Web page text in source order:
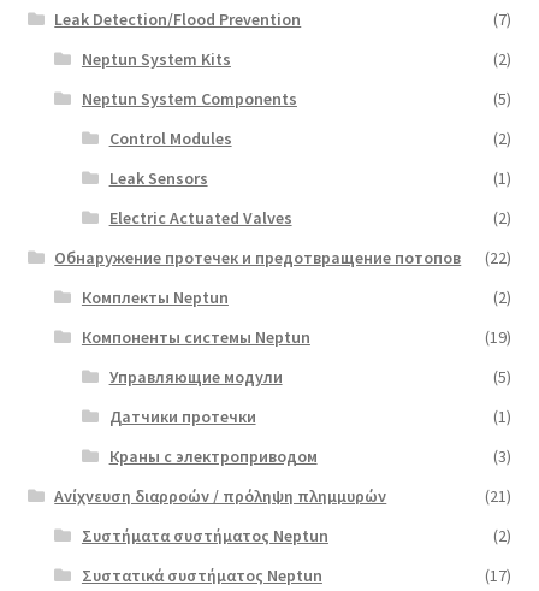
Leak Detection/Flood Prevention
(7)
Neptun System Kits
(2)
Neptun System Components
(5)
Control Modules
(2)
Leak Sensors
(1)
Electric Actuated Valves
(2)
Обнаружение протечек и предотвращение потопов
(22)
Комплекты Neptun
(2)
Компоненты системы Neptun
(19)
Управляющие модули
(5)
Датчики протечки
(1)
Краны с электроприводом
(3)
Ανίχνευση διαρροών / πρόληψη πλημμυρών
(21)
Συστήματα συστήματος Neptun
(2)
Συστατικά συστήματος Neptun
(17)